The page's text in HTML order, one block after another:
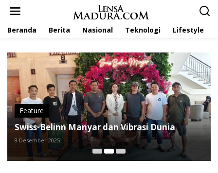
Beranda Berita Nasional Teknologi Lifestyle
Feature
Swiss-Belinn Manyar dan Vibrasi Dunia
8 Desember 2025